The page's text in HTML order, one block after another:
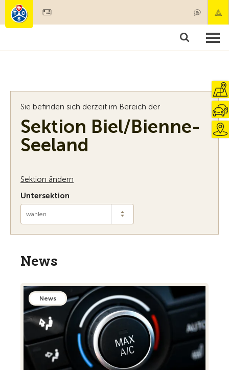
Mitgliedschaft & Leistungen
Sie befinden sich derzeit im Bereich der
Sektion Biel/Bienne-
Seeland
Sektion ändern
Untersektion
wählen
News
News